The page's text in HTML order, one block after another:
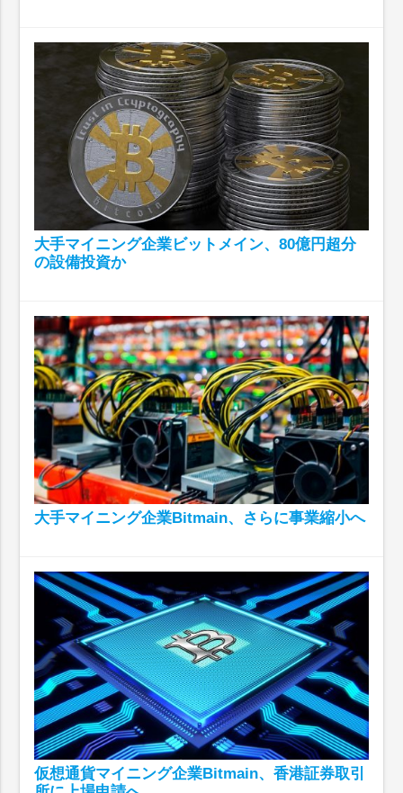
大手マイニング企業ビットメイン、80億円超分
の設備投資か
大手マイニング企業Bitmain、さらに事業縮小へ
仮想通貨マイニング企業Bitmain、香港証券取引